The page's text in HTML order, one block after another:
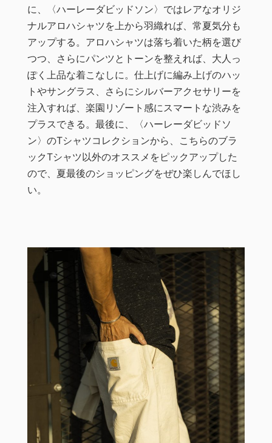
に、〈ハーレーダビッドソン〉ではレアなオリジ
ナルアロハシャツを上から羽織れば、常夏気分も
アップする。アロハシャツは落ち着いた柄を選び
つつ、さらにパンツとトーンを整えれば、大人っ
ぽく上品な着こなしに。仕上げに編み上げのハッ
トやサングラス、さらにシルバーアクセサリーを
注入すれば、楽園リゾート感にスマートな渋みを
プラスできる。最後に、〈ハーレーダビッドソ
ン〉のTシャツコレクションから、こちらのブラ
ックTシャツ以外のオススメをピックアップした
ので、夏最後のショッピングをぜひ楽しんでほし
い。